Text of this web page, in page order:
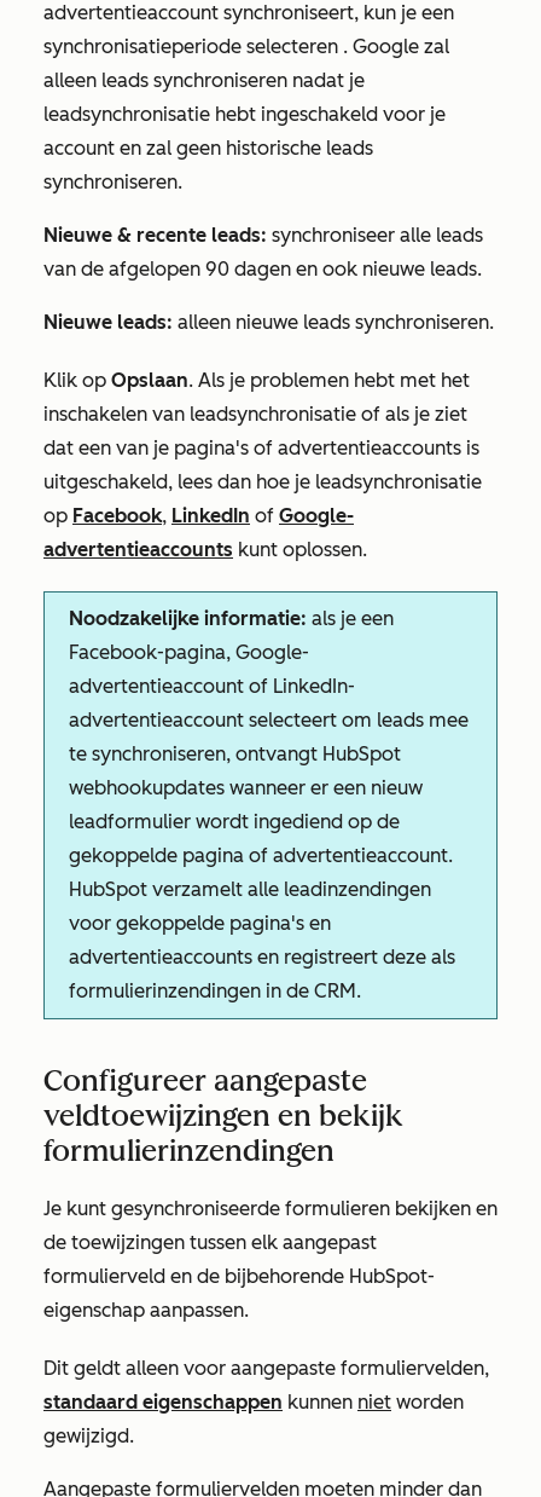
advertentieaccount synchroniseert, kun je een
synchronisatieperiode selecteren . Google zal
alleen leads synchroniseren nadat je
leadsynchronisatie hebt ingeschakeld voor je
account en zal geen historische leads
synchroniseren.
Nieuwe & recente leads: synchroniseer alle leads
van de afgelopen 90 dagen en ook nieuwe leads.
Nieuwe leads: alleen nieuwe leads synchroniseren.
Klik op Opslaan. Als je problemen hebt met het
inschakelen van leadsynchronisatie of als je ziet
dat een van je pagina's of advertentieaccounts is
uitgeschakeld, lees dan hoe je leadsynchronisatie
op Facebook, LinkedIn of Google-
advertentieaccounts kunt oplossen.
Noodzakelijke informatie: als je een
Facebook-pagina, Google-
advertentieaccount of LinkedIn-
advertentieaccount selecteert om leads mee
te synchroniseren, ontvangt HubSpot
webhookupdates wanneer er een nieuw
leadformulier wordt ingediend op de
gekoppelde pagina of advertentieaccount.
HubSpot verzamelt alle leadinzendingen
voor gekoppelde pagina's en
advertentieaccounts en registreert deze als
formulierinzendingen in de CRM.
Configureer aangepaste
veldtoewijzingen en bekijk
formulierinzendingen
Je kunt gesynchroniseerde formulieren bekijken en
de toewijzingen tussen elk aangepast
formulierveld en de bijbehorende HubSpot-
eigenschap aanpassen.
Dit geldt alleen voor aangepaste formuliervelden,
standaard eigenschappen kunnen niet worden
gewijzigd.
Aangepaste formuliervelden moeten minder dan